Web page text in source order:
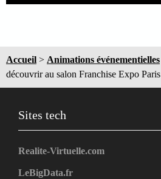
Accueil > Animations événementielles
découvrir au salon Franchise Expo Paris
Sites tech
Realite-Virtuelle.com
LeBigData.fr